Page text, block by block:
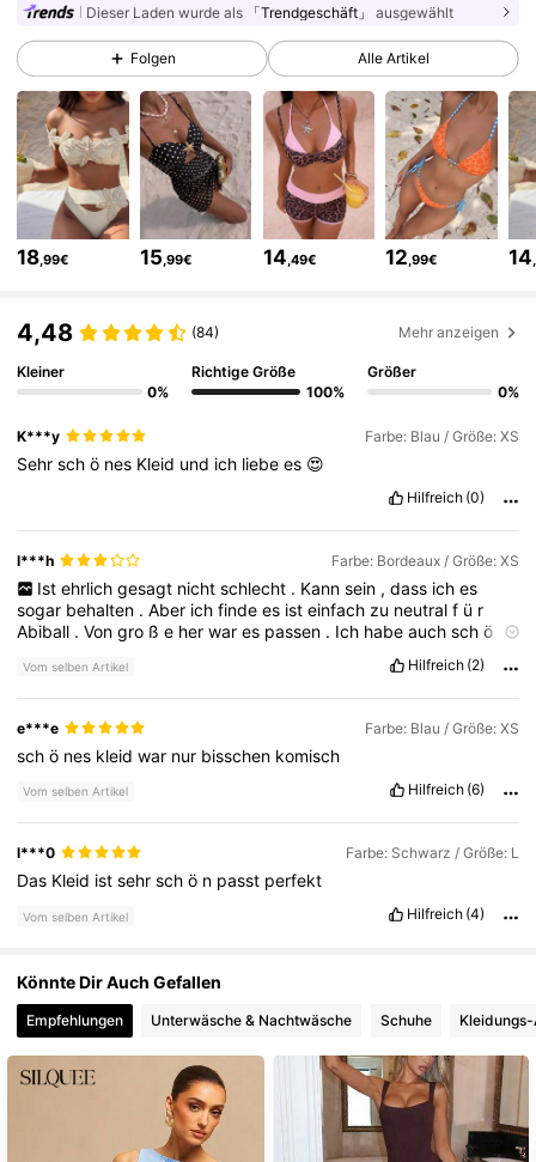
4,68
4,68 113K Follower
4,68 113K Follower
113K Follower
4,68 113K Follower
4,68 113K Follower
Dieser Laden wurde als 「Trendgeschäft」 ausgewählt
Folgen Alle Artikel
18 ,99€ 15 ,99€ 14 ,49€ 12 ,99€ 14
4,48 (84) Mehr anzeigen
Kleiner
0%
Richtige Größe
100%
Größer
0%
K***y Farbe: Blau / Größe: XS
Sehrschö nes Kleid und ich liebees 😍
Hilfreich (0)
I***h Farbe: Bordeaux / Größe: XS
Ist ehrlich gesagt nicht schlecht . Kann sein , dass ich es
sogar behalten .Aber ichfindees isteinfach zu neutralf ü r
Abiball .Vongro ße herwares passen . Ich habeauchschö n
Vom selben Artikel Hilfreich (2)
e***e Farbe: Blau / Größe: XS
schö nes kleidwar nur bisschen komisch
Vom selben Artikel Hilfreich (6)
l***0 Farbe: Schwarz / Größe: L
Das Kleid istsehrschö n passt perfekt
Vom selben Artikel Hilfreich (4)
Könnte Dir Auch Gefallen
Empfehlungen Unterwäsche & Nachtwäsche Schuhe